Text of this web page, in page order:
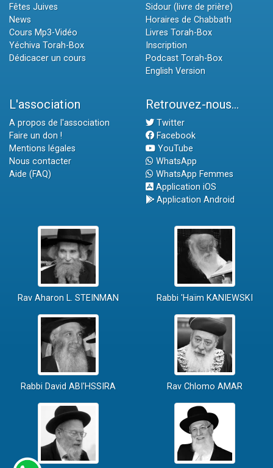
Fêtes Juives
News
Cours Mp3-Vidéo
Yéchiva Torah-Box
Dédicacer un cours
Sidour (livre de prière)
Horaires de Chabbath
Livres Torah-Box
Inscription
Podcast Torah-Box
English Version
L'association
A propos de l'association
Faire un don !
Mentions légales
Nous contacter
Aide (FAQ)
Retrouvez-nous...
Twitter
Facebook
YouTube
WhatsApp
WhatsApp Femmes
Application iOS
Application Android
Rav Aharon L. STEINMAN Rabbi 'Haïm KANIEWSKI
Rabbi David ABI'HSSIRA Rav Chlomo AMAR